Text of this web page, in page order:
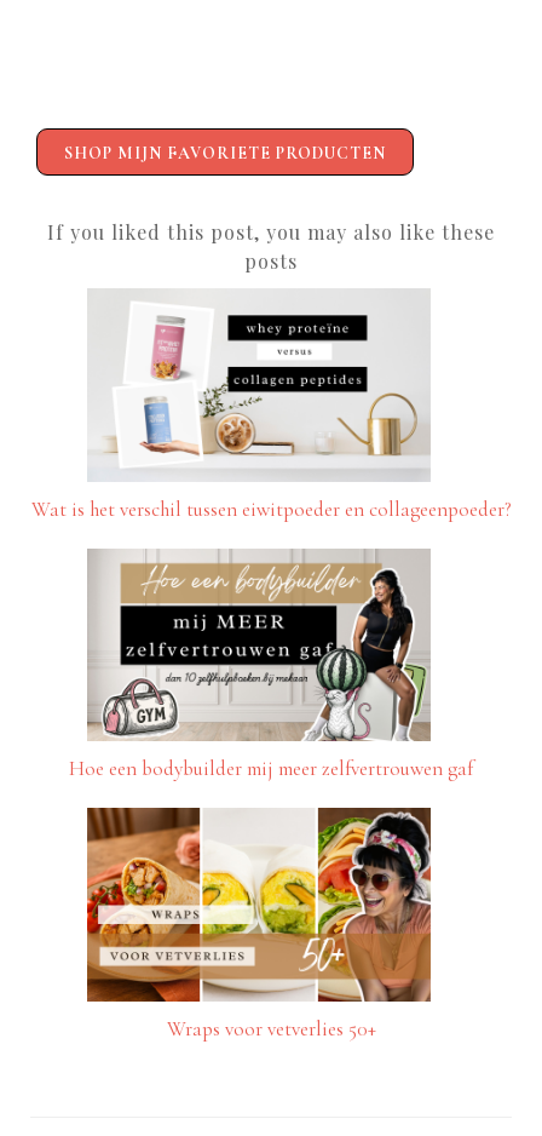
SHOP MIJN FAVORIETE PRODUCTEN
If you liked this post, you may also like these
posts
Wat is het verschil tussen eiwitpoeder en collageenpoeder?
Hoe een bodybuilder mij meer zelfvertrouwen gaf
Wraps voor vetverlies 50+